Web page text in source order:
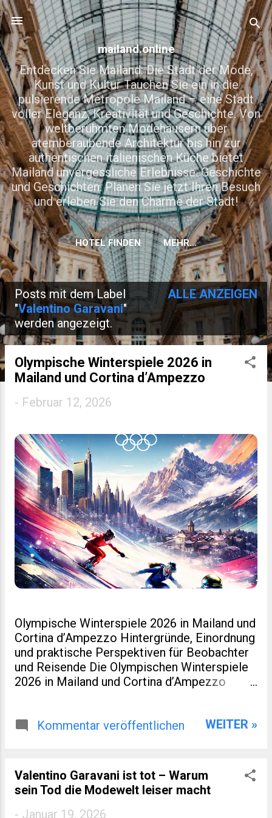
Direkt zum Hauptbereich
mailand.online
Entdecken Sie Mailand: Die Stadt der Mode,
Kunst und Kultur Tauchen Sie ein in die
pulsierende Metropole Mailand – eine Stadt
voller Eleganz, Kreativität und Geschichte. Von
weltberühmten Modehäusern über
atemberaubende Architektur bis hin zur
authentischen italienischen Küche bietet
Mailand unvergessliche Erlebnisse. Geschichte
und Geschichten. Planen Sie jetzt Ihren Besuch
und erleben Sie den Charme der Stadt!
HOTEL FINDEN MEHR…
P
o
s
Posts mit dem Label
"Valentino Garavani"
werden angezeigt.
ALLE ANZEIGEN
Olympische Winterspiele 2026 in
Mailand und Cortina d’Ampezzo
- Februar 12, 2026
Olympische Winterspiele 2026 in Mailand und
Cortina d’Ampezzo Hintergründe, Einordnung
und praktische Perspektiven für Beobachter
und Reisende Die Olympischen Winterspiele
2026 in Mailand und Cortina d’Ampezzo
Turin 2006 erneut Gastgeber ist. Sondern
wirtschaftlich eng mit regionaler Entwicklung
verzahnt wurde. Für viele Leser eines
spezialisierten Blogs zu Sport, Reisen oder
europäischer Regionalentwicklung sind genau
Kommentar veröffentlichen WEITER »
Valentino Garavani ist tot – Warum
sein Tod die Modewelt leiser macht
- Januar 19, 2026